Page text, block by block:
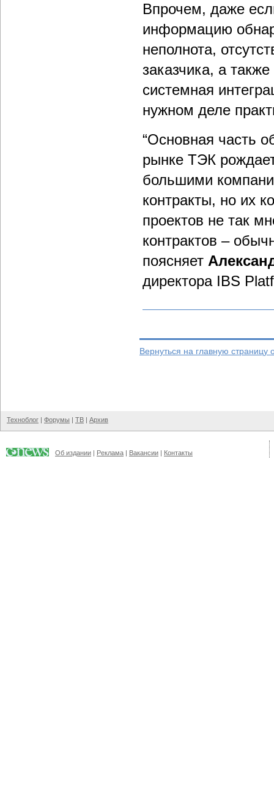
Впрочем, даже
информацию
неполнота,
заказчика, а
системная
нужном деле
“Основная часть
рынке ТЭК
большими
контракты, но их
проектов не так
контрактов –
поясняет
директора IBS
Вернуться на главную страницу
Техноблог | Форумы | ТВ | Архив
Об издании | Реклама | Вакансии | Контакты